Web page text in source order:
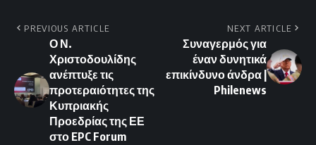
PREVIOUS ARTICLE
Ο Ν.
Χριστοδουλίδης
ανέπτυξε τις
προτεραιότητες της
Κυπριακής
Προεδρίας της ΕΕ
στο EPC Forum
NEXT ARTICLE
Συναγερμός για
έναν δυνητικά
επικίνδυνο άνδρα |
Philenews